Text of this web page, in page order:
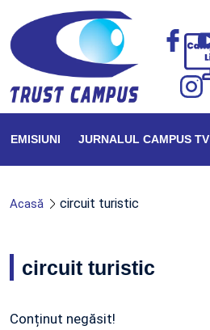
EMISIUNI JURNALUL CAMPUS TV
Acasă circuit turistic
circuit turistic
Conținut negăsit!